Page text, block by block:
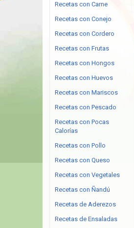
Recetas con Carne
Recetas con Conejo
Recetas con Cordero
Recetas con Frutas
Recetas con Hongos
Recetas con Huevos
Recetas con Mariscos
Recetas con Pescado
Recetas con Pocas
Calorías
Recetas con Pollo
Recetas con Queso
Recetas con Vegetales
Recetas con Ñandú
Recetas de Aderezos
Recetas de Ensaladas